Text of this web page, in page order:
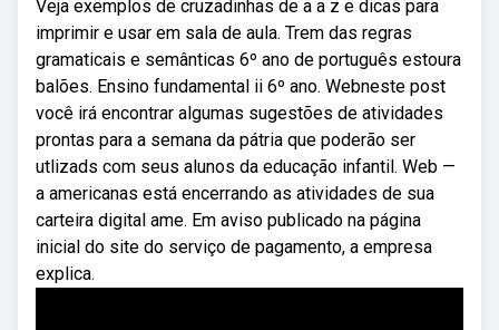
Veja exemplos de cruzadinhas de a a z e dicas para
imprimir e usar em sala de aula. Trem das regras
gramaticais e semânticas 6º ano de português estoura
balões. Ensino fundamental ii 6º ano. Webneste post
você irá encontrar algumas sugestões de atividades
prontas para a semana da pátria que poderão ser
utlizads com seus alunos da educação infantil. Web —
a americanas está encerrando as atividades de sua
carteira digital ame. Em aviso publicado na página
inicial do site do serviço de pagamento, a empresa
explica.